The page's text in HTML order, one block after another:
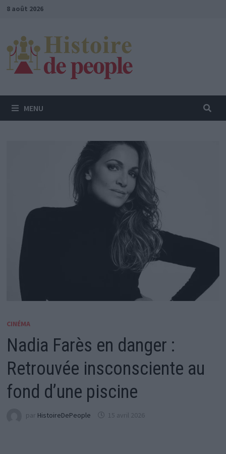
Passer
contenu
8 août 2026
MENU
CINÉMA
Nadia Farès en danger :
Retrouvée insconsciente au
fond d’une piscine
par HistoireDePeople 15 avril 2026